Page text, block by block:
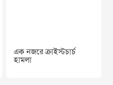
এক নজরে ক্রাইস্টচার্চ
হামলা